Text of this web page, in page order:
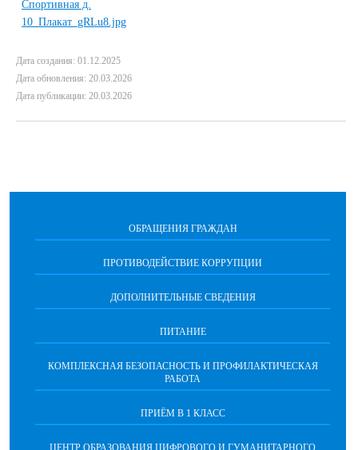
Дата создания: 01.12.2025
Дата обновления: 20.03.2026
Дата публикации: 20.03.2026
ОБРАЩЕНИЯ ГРАЖДАН
ПРОТИВОДЕЙСТВИЕ КОРРУПЦИИ
ДОПОЛНИТЕЛЬНЫЕ СВЕДЕНИЯ
ПИТАНИЕ
КОМПЛЕКСНАЯ БЕЗОПАСНОСТЬ И ПРОФИЛАКТИЧЕСКАЯ
РАБОТА
ПРИЁМ В 1 КЛАСС
ЦЕНТР ОБРАЗОВАНИЯ ЦИФРОВОГО И ГУМАНИТАРНОГО